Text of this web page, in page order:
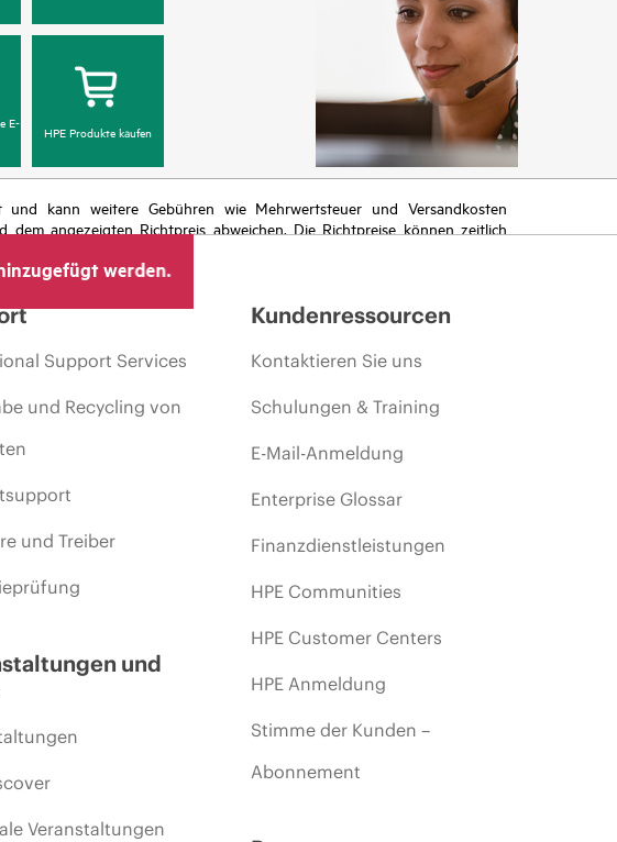
E-
HPE Produkte kaufen
kann weitere Gebühren wie Mehrwertsteuer und Versandkosten
angezeigten Richtpreis abweichen. Die Richtpreise können zeitlich
in der Werbung.
werden.
Support Services
und Recycling von
und Treiber
und
Veranstaltungen
Kundenressourcen
Kontaktieren Sie uns
Schulungen & Training
E-Mail-Anmeldung
Enterprise Glossar
Finanzdienstleistungen
HPE Communities
HPE Customer Centers
HPE Anmeldung
Stimme der Kunden –
Abonnement